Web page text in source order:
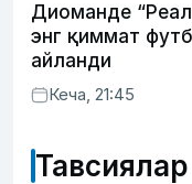
Диоманде
энг қиммат
айланди
Кеча, 21:45
Тавсиялар